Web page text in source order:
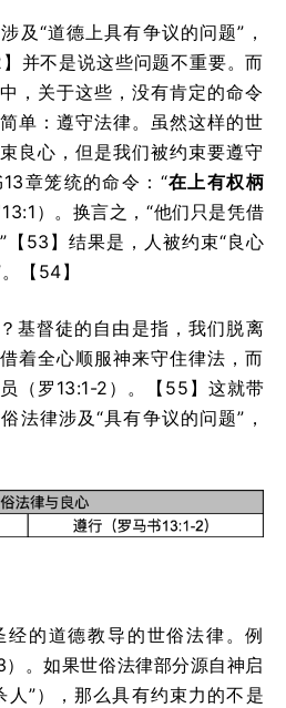
及“道德上具有争议的问题”，
并不是说这些问题不重要。而
，关于这些，没有肯定的命令
单：遵守法律。虽然这样的世
良心，但是我们被约束要遵守
章笼统的命令：“在上有权柄
）。换言之，“他们只是凭借
【53】结果是，人被约束“良心
【54】
基督徒的自由是指，我们脱离
着全心顺服神来守住律法，而
（罗13:1-2）。【55】这就带
法律涉及“具有争议的问题”，
的道德教导的世俗法律。例
。如果世俗法律部分源自神启
人”），那么具有约束力的不是